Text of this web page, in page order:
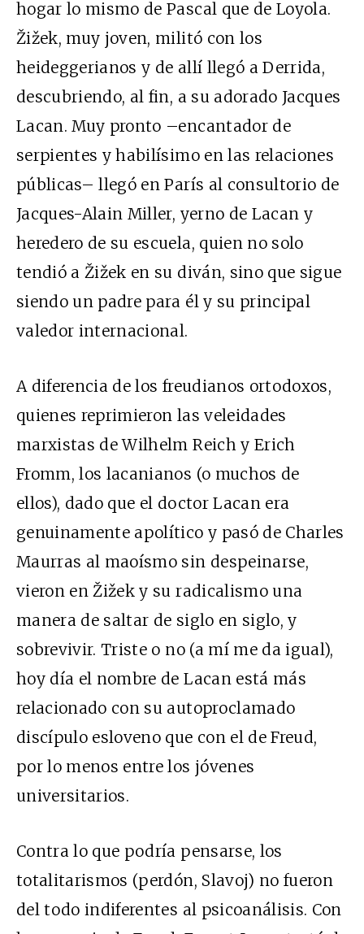
hogar lo mismo de Pascal que de Loyola.
Žižek, muy joven, militó con los
heideggerianos y de allí llegó a Derrida,
descubriendo, al fin, a su adorado Jacques
Lacan. Muy pronto –encantador de
serpientes y habilísimo en las relaciones
públicas– llegó en París al consultorio de
Jacques-Alain Miller, yerno de Lacan y
heredero de su escuela, quien no solo
tendió a Žižek en su diván, sino que sigue
siendo un padre para él y su principal
valedor internacional.
A diferencia de los freudianos ortodoxos,
quienes reprimieron las veleidades
marxistas de Wilhelm Reich y Erich
Fromm, los lacanianos (o muchos de
ellos), dado que el doctor Lacan era
genuinamente apolítico y pasó de Charles
Maurras al maoísmo sin despeinarse,
vieron en Žižek y su radicalismo una
manera de saltar de siglo en siglo, y
sobrevivir. Triste o no (a mí me da igual),
hoy día el nombre de Lacan está más
relacionado con su autoproclamado
discípulo esloveno que con el de Freud,
por lo menos entre los jóvenes
universitarios.
Contra lo que podría pensarse, los
totalitarismos (perdón, Slavoj) no fueron
del todo indiferentes al psicoanálisis. Con